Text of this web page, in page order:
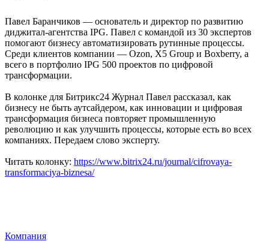
Павел Баранчиков — основатель и директор по развитию
диджитал-агентства IPG. Павел с командой из 30 экспертов
помогают бизнесу автоматизировать рутинные процессы.
Среди клиентов компании — Ozon, X5 Group и Boxberry, а
всего в портфолио IPG 500 проектов по цифровой
трансформации.
В колонке для Битрикс24 Журнал Павел рассказал, как
бизнесу не быть аутсайдером, как инновации и цифровая
трансформация бизнеса повторяет промышленную
революцию и как улучшить процессы, которые есть во всех
компаниях. Передаем слово эксперту.
Читать колонку: https://www.bitrix24.ru/journal/cifrovaya-
transformaciya-biznesa/
Компания